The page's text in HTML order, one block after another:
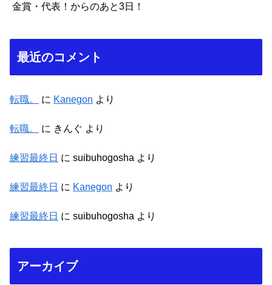
金賞・代表！からのあと3日！
最近のコメント
転職。 に Kanegon より
転職。 に きんぐ より
練習最終日 に suibuhogosha より
練習最終日 に Kanegon より
練習最終日 に suibuhogosha より
アーカイブ